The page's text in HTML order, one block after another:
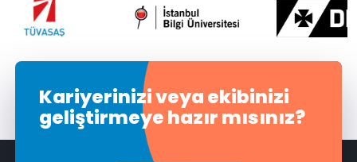
Kariyerinizi veya ekibinizi
geliştirmeye hazır mısınız?